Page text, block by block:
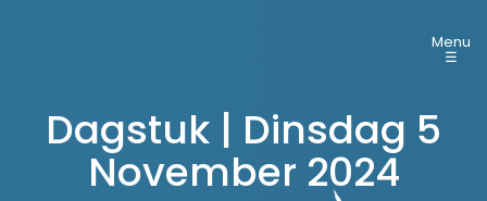
Menu
☰
Dagstuk | Dinsdag 5
November 2024